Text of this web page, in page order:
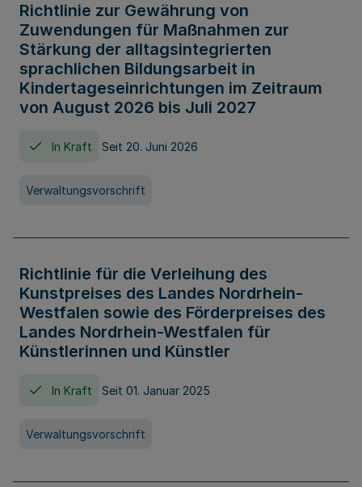
Richtlinie zur Gewährung von
Zuwendungen für Maßnahmen zur
Stärkung der alltagsintegrierten
sprachlichen Bildungsarbeit in
Kindertageseinrichtungen im Zeitraum
von August 2026 bis Juli 2027
In Kraft Seit 20. Juni 2026
Verwaltungsvorschrift
Richtlinie für die Verleihung des
Kunstpreises des Landes Nordrhein-
Westfalen sowie des Förderpreises des
Landes Nordrhein-Westfalen für
Künstlerinnen und Künstler
In Kraft Seit 01. Januar 2025
Verwaltungsvorschrift